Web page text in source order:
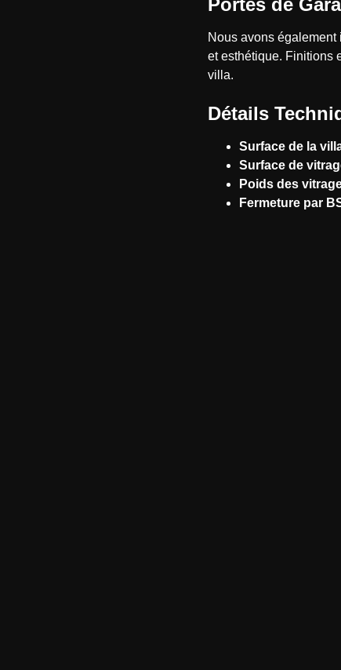
Portes de
Nous avons
et esthétique. Finitions
villa.
Détails
Surface de la
Surface de
Poids des
Fermeture par